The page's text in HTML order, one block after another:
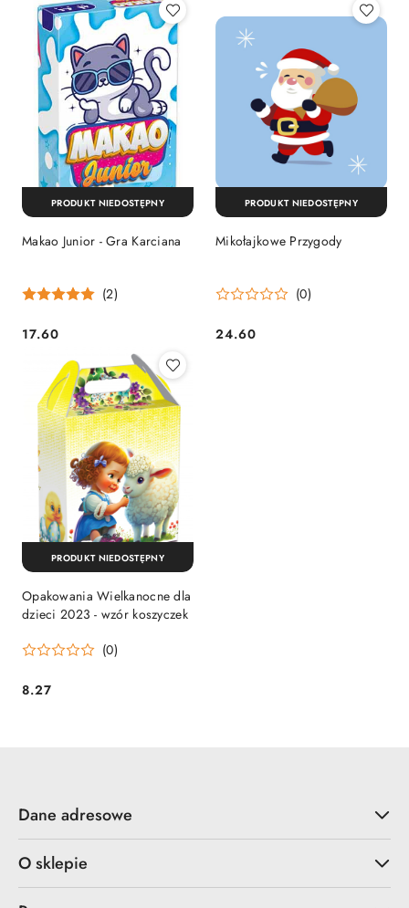
Makao Junior - Gra Karciana
(2)
Cena:
17.60
PRODUKT NIEDOSTĘPNY
Mikołajkowe Przygody
(0)
Cena:
24.60
PRODUKT NIEDOSTĘPNY
Opakowania Wielkanocne dla
dzieci 2023 - wzór koszyczek
(0)
Cena:
8.27
PRODUKT NIEDOSTĘPNY
Dane adresowe
O sklepie